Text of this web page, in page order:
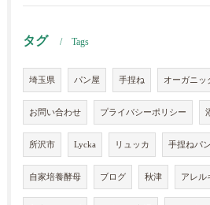
タグ Tags
埼玉県 パン屋 手捏ね オーガニッ
お問い合わせ プライバシーポリシー
所沢市 Lycka リュッカ 手捏ねパン
自家培養酵母 ブログ 秋津 アレル